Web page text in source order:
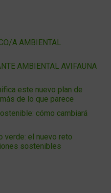
A AMBIENTAL
AMBIENTAL AVIFAUNA
este nuevo plan de
de lo que parece
cómo cambiará
verde: el nuevo reto
sostenibles